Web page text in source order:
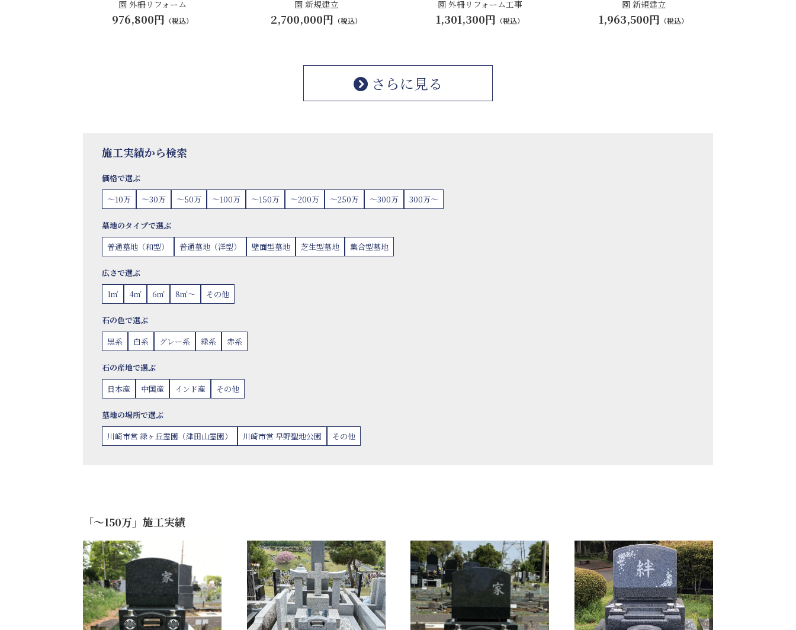
園 外柵リフォーム
976,800円 （税込）
園 新規建立
2,700,000円 （税込）
園 外柵リフォーム工事
1,301,300円 （税込）
園 新規建立
1,963,500円 （税込）
さらに見る
施工実績から検索
価格で選ぶ
〜10万
〜30万 〜50万 〜100万 〜150万 〜200万 〜250万 〜300万 300万〜
墓地のタイプで選ぶ
普通墓地（和型）
普通墓地（洋型） 壁面型墓地 芝生型墓地 集合型墓地
広さで選ぶ
1㎡
4㎡ 6㎡ 8㎡〜 その他
石の色で選ぶ
黒系
白系 グレー系 緑系 赤系
石の産地で選ぶ
日本産
中国産 インド産 その他
墓地の場所で選ぶ
川崎市営 緑ヶ丘霊園（津田山霊園）
川崎市営 早野聖地公園 その他
「〜150万」施工実績